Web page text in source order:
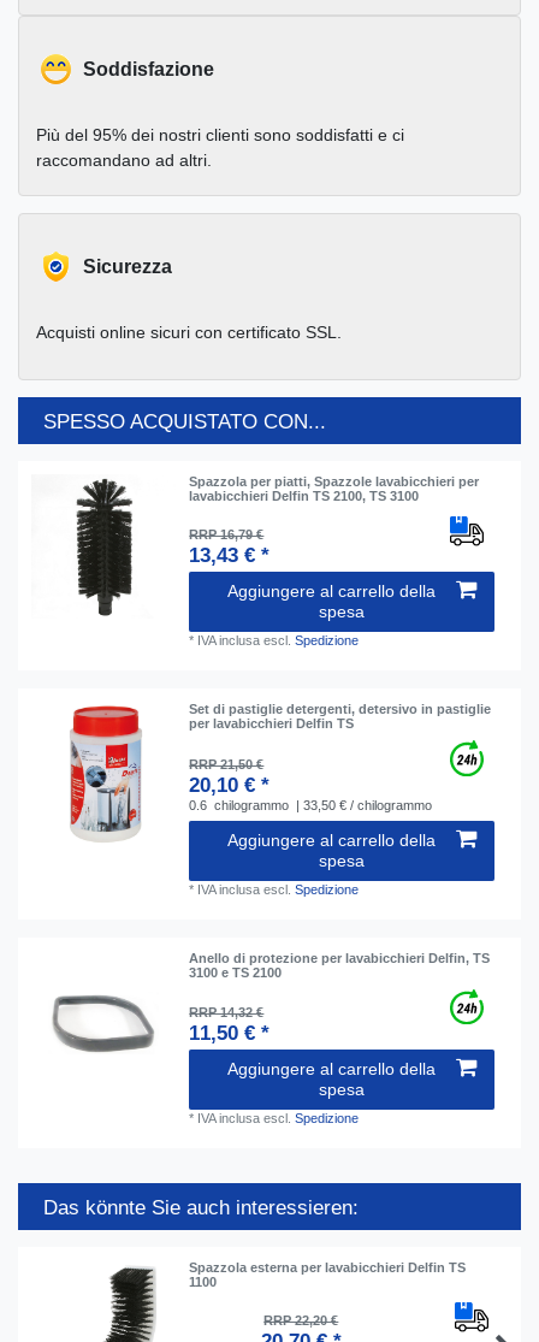
Soddisfazione
Più del 95% dei nostri clienti sono soddisfatti e ci
raccomandano ad altri.
Sicurezza
Acquisti online sicuri con certificato SSL.
SPESSO ACQUISTATO CON...
Spazzola per piatti, Spazzole lavabicchieri per
lavabicchieri Delfin TS 2100, TS 3100
RRP 16,79 €
13,43 € *
Aggiungere al carrello della
spesa
* IVA inclusa escl.Spedizione
Set di pastiglie detergenti, detersivo in pastiglie
per lavabicchieri Delfin TS
RRP 21,50 €
20,10 € *
0.6 chilogrammo | 33,50 € / chilogrammo
Aggiungere al carrello della
spesa
* IVA inclusa escl.Spedizione
Anello di protezione per lavabicchieri Delfin, TS
3100 e TS 2100
RRP 14,32 €
11,50 € *
Aggiungere al carrello della
spesa
* IVA inclusa escl.Spedizione
Das könnte Sie auch interessieren:
Spazzola esterna per lavabicchieri Delfin TS
1100
RRP 22,20 €